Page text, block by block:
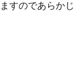
すのであらかじ